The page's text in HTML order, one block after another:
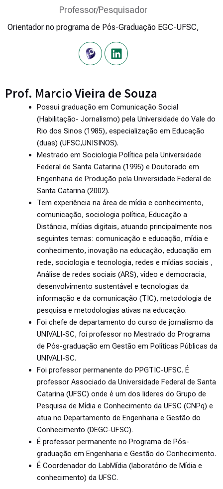
Professor/Pesquisador
Orientador no programa de Pós-Graduação EGC-UFSC,
Prof. Marcio Vieira de Souza
Possui graduação em Comunicação Social
(Habilitação- Jornalismo) pela Universidade do Vale do
Rio dos Sinos (1985), especialização em Educação
(duas) (UFSC,UNISINOS).
Mestrado em Sociologia Política pela Universidade
Federal de Santa Catarina (1995) e Doutorado em
Engenharia de Produção pela Universidade Federal de
Santa Catarina (2002).
Tem experiência na área de mídia e conhecimento,
comunicação, sociologia política, Educação a
Distância, mídias digitais, atuando principalmente nos
seguintes temas: comunicação e educação, mídia e
conhecimento, inovação na educação, educação em
rede, sociologia e tecnologia, redes e mídias sociais ,
Análise de redes sociais (ARS), vídeo e democracia,
desenvolvimento sustentável e tecnologias da
informação e da comunicação (TIC), metodologia de
pesquisa e metodologias ativas na educação.
Foi chefe de departamento do curso de jornalismo da
UNIVALI-SC, foi professor no Mestrado do Programa
de Pós-graduação em Gestão em Políticas Públicas da
UNIVALI-SC.
Foi professor permanente do PPGTIC-UFSC. É
professor Associado da Universidade Federal de Santa
Catarina (UFSC) onde é um dos lideres do Grupo de
Pesquisa de Mídia e Conhecimento da UFSC (CNPq) e
atua no Departamento de Engenharia e Gestão do
Conhecimento (DEGC-UFSC).
É professor permanente no Programa de Pós-
graduação em Engenharia e Gestão do Conhecimento.
É Coordenador do LabMídia (laboratório de Mídia e
conhecimento) da UFSC.